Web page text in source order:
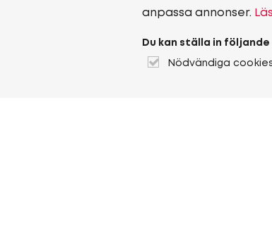
anpassa annonser.
Du kan ställa in följande
Nödvändiga